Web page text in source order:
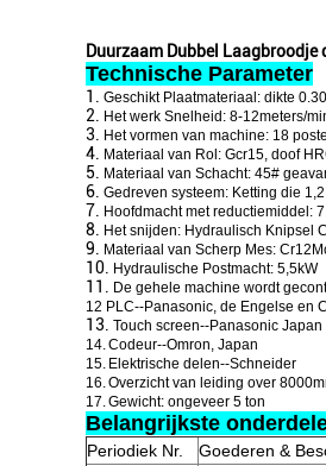
Duurzaam Dubbel Laagbroodje
Technische Parameter
1. Geschikt Plaatmateriaal: dikte
2. Het werk Snelheid: 8-12meters/
3. Het vormen van machine: 18
4. Materiaal van Rol: Gcr15, doof
5. Materiaal van Schacht: 45#
6. Gedreven systeem: Ketting die
7. Hoofdmacht met reductiemiddel:
8. Het snijden: Hydraulisch Knipsel
9. Materiaal van Scherp Mes:
10. Hydraulische Postmacht: 5,5kW
11. De gehele machine wordt
12 PLC--Panasonic, de Engelse en
13. Touch screen--Panasonic Japan
14.Codeur--Omron, Japan
15. Elektrische delen--Schneider
16.Overzicht van leiding over
17.Gewicht: ongeveer 5 ton
Belangrijkste
Periodiek Nr. Goederen &